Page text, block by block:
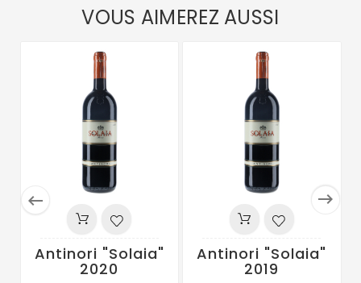
VOUS AIMEREZ AUSSI
 
Antinori "Solaia"
2020
Antinori "Solaia"
2019